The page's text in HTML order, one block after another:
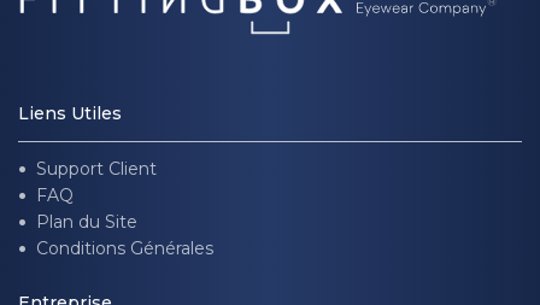
Liens Utiles
Support Client
FAQ
Plan du Site
Conditions Générales